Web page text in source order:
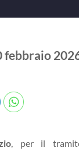
febbraio
, per il